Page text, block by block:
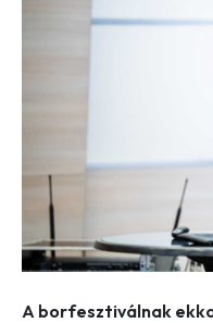
A borfesztiválnak